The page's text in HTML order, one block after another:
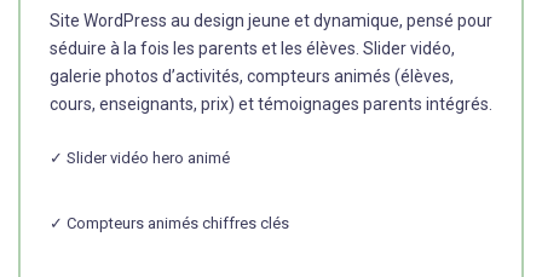
Site WordPress au design jeune et dynamique, pensé pour
séduire à la fois les parents et les élèves. Slider vidéo,
galerie photos d’activités, compteurs animés (élèves,
cours, enseignants, prix) et témoignages parents intégrés.
✓ Slider vidéo hero animé
✓ Compteurs animés chiffres clés